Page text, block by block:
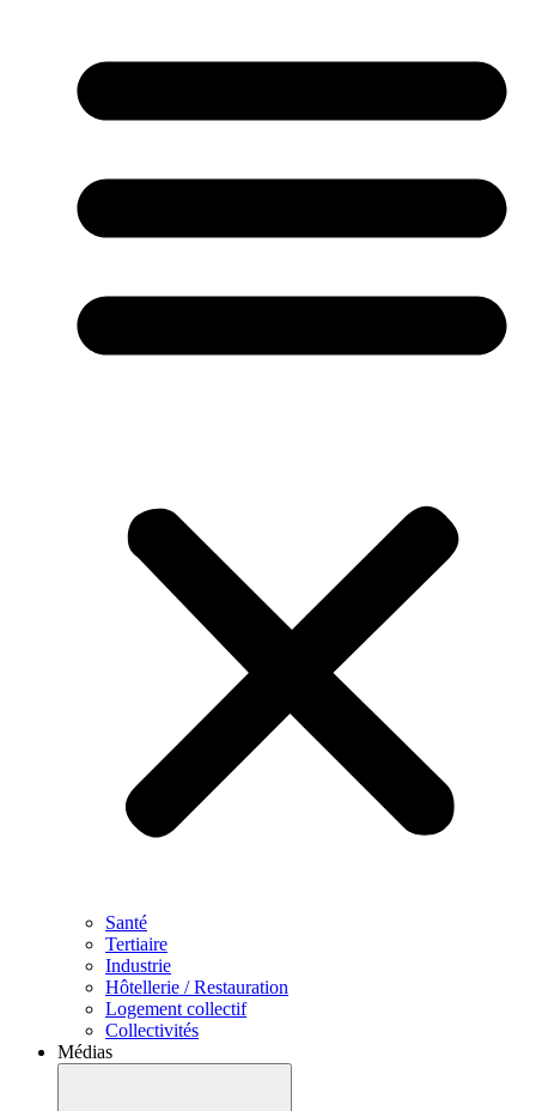
Santé
Tertiaire
Industrie
Hôtellerie / Restauration
Logement collectif
Collectivités
Médias